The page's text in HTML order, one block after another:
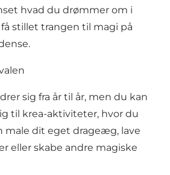
hvad du drømmer om i
stillet trangen til magi på
sig fra år til år, men du kan
til krea-aktiviteter, hvor du
male dit eget drageæg, lave
eller skabe andre magiske